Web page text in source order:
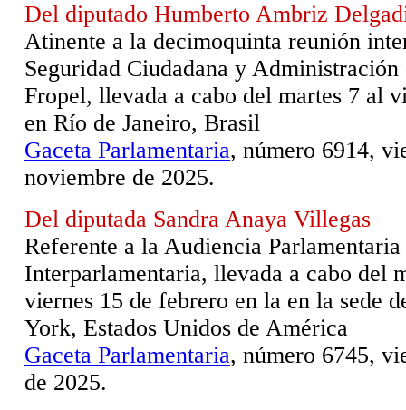
Del diputado Humberto Ambriz
Atinente a la decimoquinta reunión
Seguridad Ciudadana y Administración
Fropel, llevada a cabo del martes 7 al
en Río de Janeiro, Brasil
Gaceta Parlamentaria, número 6914,
noviembre de 2025.
Del diputada Sandra Anaya Villegas
Referente a la Audiencia
Interparlamentaria, llevada a cabo del
viernes 15 de febrero en la en la sede
York, Estados Unidos de América
Gaceta Parlamentaria, número 6745,
de 2025.